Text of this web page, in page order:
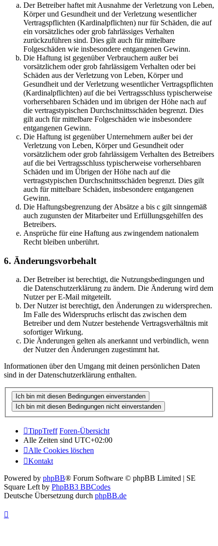
Der Betreiber haftet mit Ausnahme der Verletzung von Leben,
Körper und Gesundheit und der Verletzung wesentlicher
Vertragspflichten (Kardinalpflichten) nur für Schäden, die auf
ein vorsätzliches oder grob fahrlässiges Verhalten
zurückzuführen sind. Dies gilt auch für mittelbare
Folgeschäden wie insbesondere entgangenen Gewinn.
Die Haftung ist gegenüber Verbrauchern außer bei
vorsätzlichem oder grob fahrlässigem Verhalten oder bei
Schäden aus der Verletzung von Leben, Körper und
Gesundheit und der Verletzung wesentlicher Vertragspflichten
(Kardinalpflichten) auf die bei Vertragsschluss typischerweise
vorhersehbaren Schäden und im übrigen der Höhe nach auf
die vertragstypischen Durchschnittsschäden begrenzt. Dies
gilt auch für mittelbare Folgeschäden wie insbesondere
entgangenen Gewinn.
Die Haftung ist gegenüber Unternehmern außer bei der
Verletzung von Leben, Körper und Gesundheit oder
vorsätzlichem oder grob fahrlässigem Verhalten des Betreibers
auf die bei Vertragsschluss typischerweise vorhersehbaren
Schäden und im Übrigen der Höhe nach auf die
vertragstypischen Durchschnittsschäden begrenzt. Dies gilt
auch für mittelbare Schäden, insbesondere entgangenen
Gewinn.
Die Haftungsbegrenzung der Absätze a bis c gilt sinngemäß
auch zugunsten der Mitarbeiter und Erfüllungsgehilfen des
Betreibers.
Ansprüche für eine Haftung aus zwingendem nationalem
Recht bleiben unberührt.
6. Änderungsvorbehalt
Der Betreiber ist berechtigt, die Nutzungsbedingungen und
die Datenschutzerklärung zu ändern. Die Änderung wird dem
Nutzer per E-Mail mitgeteilt.
Der Nutzer ist berechtigt, den Änderungen zu widersprechen.
Im Falle des Widerspruchs erlischt das zwischen dem
Betreiber und dem Nutzer bestehende Vertragsverhältnis mit
sofortiger Wirkung.
Die Änderungen gelten als anerkannt und verbindlich, wenn
der Nutzer den Änderungen zugestimmt hat.
Informationen über den Umgang mit deinen persönlichen Daten
sind in der Datenschutzerklärung enthalten.
TippTreff Foren-Übersicht
Alle Zeiten sind UTC+02:00
Alle Cookies löschen
Kontakt
Powered by phpBB® Forum Software © phpBB Limited | SE
Square Left by PhpBB3 BBCodes
Deutsche Übersetzung durch phpBB.de